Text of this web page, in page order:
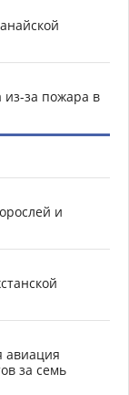
из-за пожара в
и
авиация
за семь